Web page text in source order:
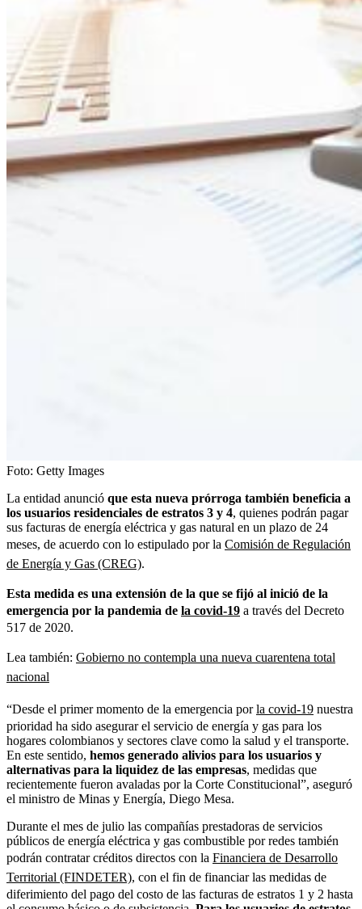
Foto: Getty Images
La entidad anunció que esta nueva prórroga también beneficia a
los usuarios residenciales de estratos 3 y 4, quienes podrán pagar
sus facturas de energía eléctrica y gas natural en un plazo de 24
meses, de acuerdo con lo estipulado por la Comisión de Regulación
de Energía y Gas (CREG).
Esta medida es una extensión de la que se fijó al inició de la
emergencia por la pandemia de la covid-19 a través del Decreto
517 de 2020.
Lea también: Gobierno no contempla una nueva cuarentena total
nacional
“Desde el primer momento de la emergencia porla covid-19 nuestra
prioridad ha sido asegurar el servicio de energía y gas para los
hogares colombianos y sectores clave como la salud y el transporte.
En este sentido, hemos generado alivios para los usuarios y
alternativas para la liquidez de las empresas, medidas que
recientemente fueron avaladas por la Corte Constitucional”, aseguró
el ministro de Minas y Energía, Diego Mesa.
Durante el mes de julio las compañías prestadoras de servicios
públicos de energía eléctrica y gas combustible por redes también
podrán contratar créditos directos con la Financiera de Desarrollo
Territorial (FINDETER), con el fin de financiar las medidas de
diferimiento del pago del costo de las facturas de estratos 1 y 2 hasta